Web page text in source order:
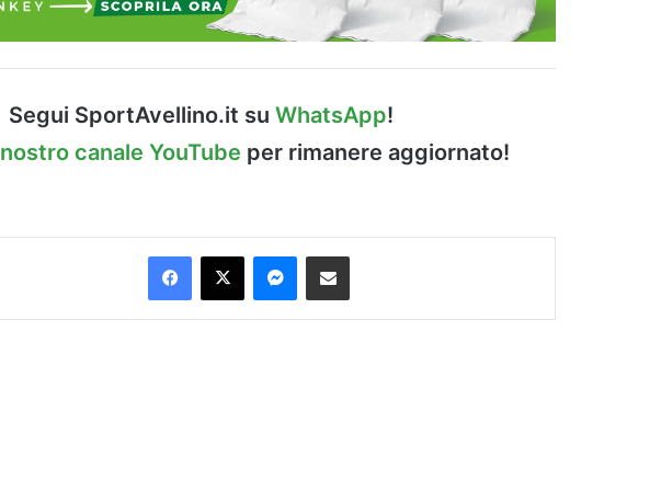
Segui SportAvellino.it su WhatsApp!
nostro canale YouTube per rimanere aggiornato!
Facebook
X Messenger
Condividi via Email